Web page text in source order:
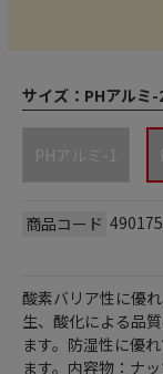
サイズ： PHアルミ
PHアルミ-1
商品コード
酸素バリア性に優
生、酸化による品
ます。防湿性に優
ます。内容物：ナ